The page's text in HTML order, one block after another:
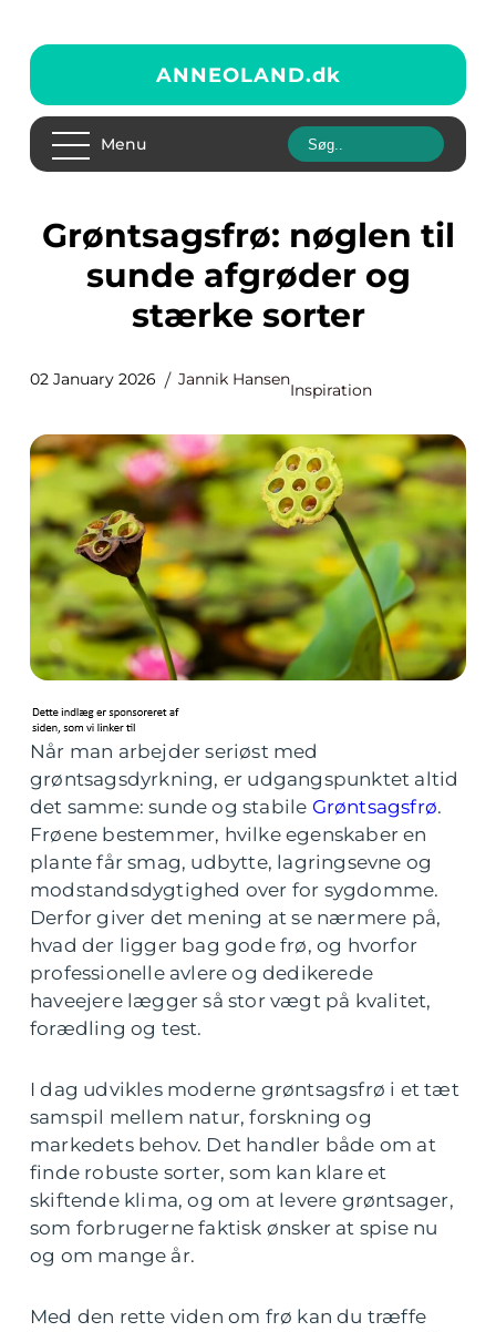
ANNEOLAND.dk
Menu
Grøntsagsfrø: nøglen til
sunde afgrøder og
stærke sorter
02 January 2026 Jannik Hansen
Inspiration
Når man arbejder seriøst med
grøntsagsdyrkning, er udgangspunktet altid
det samme: sunde og stabile Grøntsagsfrø.
Frøene bestemmer, hvilke egenskaber en
plante får smag, udbytte, lagringsevne og
modstandsdygtighed over for sygdomme.
Derfor giver det mening at se nærmere på,
hvad der ligger bag gode frø, og hvorfor
professionelle avlere og dedikerede
haveejere lægger så stor vægt på kvalitet,
forædling og test.
I dag udvikles moderne grøntsagsfrø i et tæt
samspil mellem natur, forskning og
markedets behov. Det handler både om at
finde robuste sorter, som kan klare et
skiftende klima, og om at levere grøntsager,
som forbrugerne faktisk ønsker at spise nu
og om mange år.
Med den rette viden om frø kan du træffe